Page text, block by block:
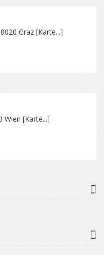
Graz [Karte...]
Wien [Karte...]